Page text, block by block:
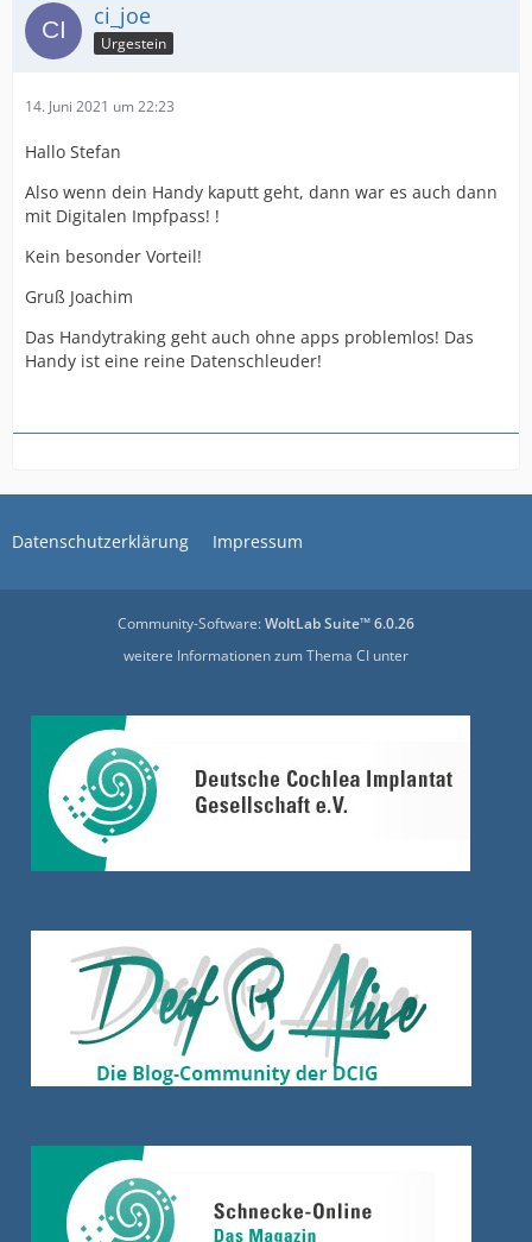
ci_joe
Urgestein
14. Juni 2021 um 22:23
Hallo Stefan
Also wenn dein Handy kaputt geht, dann war es auch dann
mit Digitalen Impfpass! !
Kein besonder Vorteil!
Gruß Joachim
Das Handytraking geht auch ohne apps problemlos! Das
Handy ist eine reine Datenschleuder!
Datenschutzerklärung Impressum
Community-Software:WoltLab Suite™ 6.0.26
weitere Informationen zum Thema CI unter